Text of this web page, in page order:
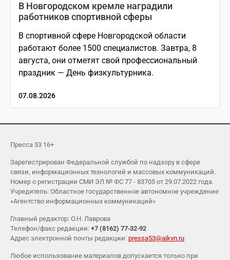
В Новгородском кремле наградили
работников спортивной сферы
В спортивной сфере Новгородской области
работают более 1500 специалистов. Завтра, 8
августа, они отметят свой профессиональный
праздник — День физкультурника.
07.08.2026
Пресса 53 16+
Зарегистрирован Федеральной службой по надзору в сфере
связи, информационных технологий и массовых коммуникаций.
Номер о регистрации СМИ ЭЛ № ФС 77 - 83705 от 29.07.2022 года.
Учредитель: Областное государственное автономное учреждение
«Агентство информационных коммуникаций»
Главный редактор: О.Н. Лаврова
Телефон/факс редакции: +7 (8162) 77-32-92
Адрес электронной почты редакции: pressa53@aikvn.ru
Любое использование материалов допускается только при